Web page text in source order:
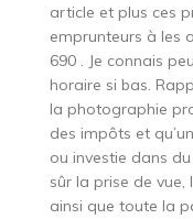
article et plus ces
emprunteurs à les
690 . Je connais
horaire si bas.
la photographie
des impôts et
ou investie dans
sûr la prise de
ainsi que toute la